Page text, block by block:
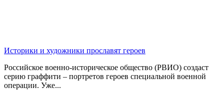
Историки и художники прославят героев
Российское военно-историческое общество (РВИО) создаст
серию граффити – портретов героев специальной военной
операции. Уже...